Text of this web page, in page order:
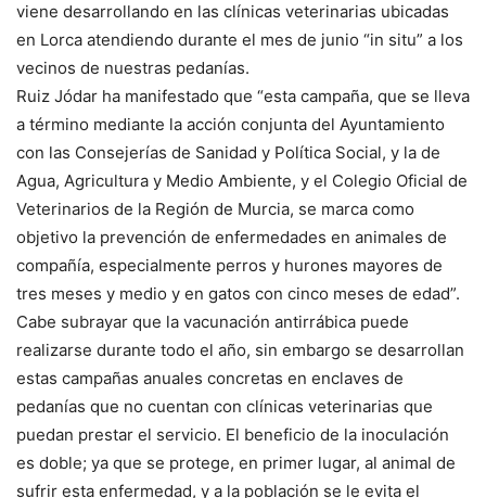
viene desarrollando en las clínicas veterinarias ubicadas
en Lorca atendiendo durante el mes de junio “in situ” a los
vecinos de nuestras pedanías.
Ruiz Jódar ha manifestado que “esta campaña, que se lleva
a término mediante la acción conjunta del Ayuntamiento
con las Consejerías de Sanidad y Política Social, y la de
Agua, Agricultura y Medio Ambiente, y el Colegio Oficial de
Veterinarios de la Región de Murcia, se marca como
objetivo la prevención de enfermedades en animales de
compañía, especialmente perros y hurones mayores de
tres meses y medio y en gatos con cinco meses de edad”.
Cabe subrayar que la vacunación antirrábica puede
realizarse durante todo el año, sin embargo se desarrollan
estas campañas anuales concretas en enclaves de
pedanías que no cuentan con clínicas veterinarias que
puedan prestar el servicio. El beneficio de la inoculación
es doble; ya que se protege, en primer lugar, al animal de
sufrir esta enfermedad, y a la población se le evita el